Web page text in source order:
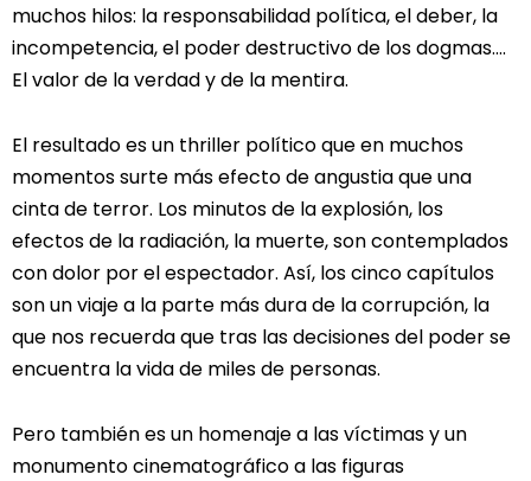
muchos hilos: la responsabilidad política, el deber, la
incompetencia, el poder destructivo de los dogmas….
El valor de la verdad y de la mentira.
El resultado es un thriller político que en muchos
momentos surte más efecto de angustia que una
cinta de terror. Los minutos de la explosión, los
efectos de la radiación, la muerte, son contemplados
con dolor por el espectador. Así, los cinco capítulos
son un viaje a la parte más dura de la corrupción, la
que nos recuerda que tras las decisiones del poder se
encuentra la vida de miles de personas.
Pero también es un homenaje a las víctimas y un
monumento cinematográfico a las figuras